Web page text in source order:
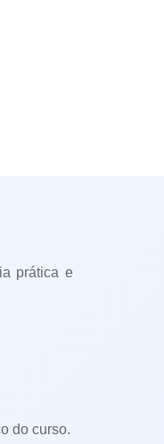
prática e
do curso.